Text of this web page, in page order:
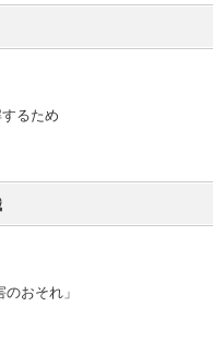
るため
おそれ」